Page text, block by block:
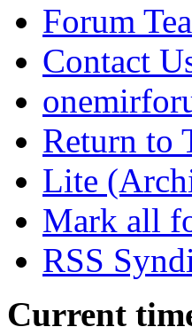
Forum
Contact
Return to
Lite
Mark all
RSS
Current